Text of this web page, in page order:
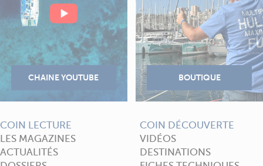
COIN LECTURE
LES MAGAZINES
ACTUALITÉS
COIN DÉCOUVERTE
VIDÉOS
DESTINATIONS